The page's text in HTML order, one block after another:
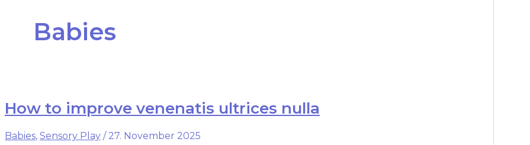
Babies
How to improve venenatis ultrices nulla
Babies, Sensory Play / 27. November 2025